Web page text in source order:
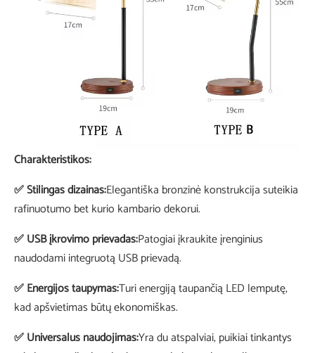
Charakteristikos:
✅ Stilingas dizainas:Elegantiška bronzinė konstrukcija suteikia
rafinuotumo bet kurio kambario dekorui.
✅ USB įkrovimo prievadas:Patogiai įkraukite įrenginius
naudodami integruotą USB prievadą.
✅ Energijos taupymas:Turi energiją taupančią LED lemputę,
kad apšvietimas būtų ekonomiškas.
✅ Universalus naudojimas:Yra du atspalviai, puikiai tinkantys